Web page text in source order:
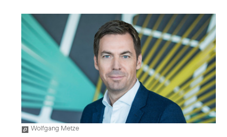
Wolfgang Metze